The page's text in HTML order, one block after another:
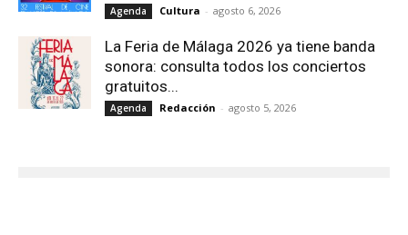
Agenda Cultura - agosto 6, 2026
La Feria de Málaga 2026 ya tiene banda
sonora: consulta todos los conciertos
gratuitos...
Agenda Redacción - agosto 5, 2026